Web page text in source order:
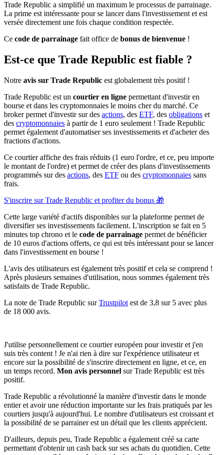
Trade Republic a simplifié un maximum le processus de parrainage.
La prime est intéressante pour se lancer dans l'investissement et est
versée directement une fois chaque condition respectée.
Ce code de parrainage fait office de bonus de bienvenue !
Est-ce que Trade Republic est fiable ?
Notre avis sur Trade Republic est globalement très positif !
Trade Republic est un courtier en ligne permettant d'investir en
bourse et dans les cryptomonnaies le moins cher du marché. Ce
broker permet d'investir sur des actions, des ETF, des obligations et
des cryptomonnaies à partir de 1 euro seulement ! Trade Republic
permet également d'automatiser ses investissements et d'acheter des
fractions d'actions.
Ce courtier affiche des frais réduits (1 euro l'ordre, et ce, peu importe
le montant de l'ordre) et permet de créer des plans d'investissements
programmés sur des actions, des ETF ou des cryptomonnaies sans
frais.
S'inscrire sur Trade Republic et profiter du bonus 🎁
Cette large variété d'actifs disponibles sur la plateforme permet de
diversifier ses investissements facilement. L'inscription se fait en 5
minutes top chrono et le code de parrainage permet de bénéficier
de 10 euros d'actions offerts, ce qui est très intéressant pour se lancer
dans l'investissement en bourse !
L'avis des utilisateurs est également très positif et cela se comprend !
Après plusieurs semaines d'utilisation, nous sommes également très
satisfaits de Trade Republic.
La note de Trade Republic surTrustpilot est de 3,8 sur 5 avec plus
de 18 000 avis.
J'utilise personnellement ce courtier européen pour investir et j'en
suis très content ! Je n'ai rien à dire sur l'expérience utilisateur et
encore sur la possibilité de s'inscrire directement en ligne, et ce, en
un temps record. Mon avis personnel sur Trade Republic est très
positif.
Trade Republic a révolutionné la manière d'investir dans le monde
entier et avoir une réduction importante sur les frais pratiqués par les
courtiers jusqu'à aujourd'hui. Le nombre d'utilisateurs est croissant et
la possibilité de se parrainer est un détail que les clients apprécient.
D'ailleurs, depuis peu, Trade Republic a également créé sa carte
permettant d'obtenir un cash back sur ses achats du quotidien. Cette